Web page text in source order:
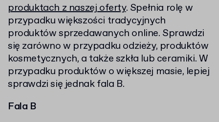
produktach z naszej oferty. Spełnia rolę w
przypadku większości tradycyjnych
produktów sprzedawanych online. Sprawdzi
się zarówno w przypadku odzieży, produktów
kosmetycznych, a także szkła lub ceramiki. W
przypadku produktów o większej masie, lepiej
sprawdzi się jednak fala B.
Fala B